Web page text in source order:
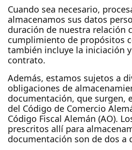
Cuando sea necesario,
almacenamos sus datos
duración de nuestra relación
cumplimiento de propósitos
también incluye la iniciación
contrato.
Además, estamos sujetos a
obligaciones de
documentación, que surgen,
del Código de Comercio
Código Fiscal Alemán (AO).
prescritos allí para
documentación son de dos a